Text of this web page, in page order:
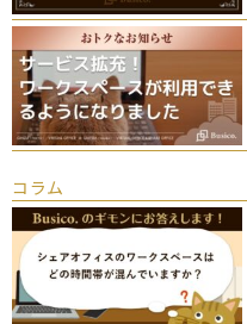
コラム